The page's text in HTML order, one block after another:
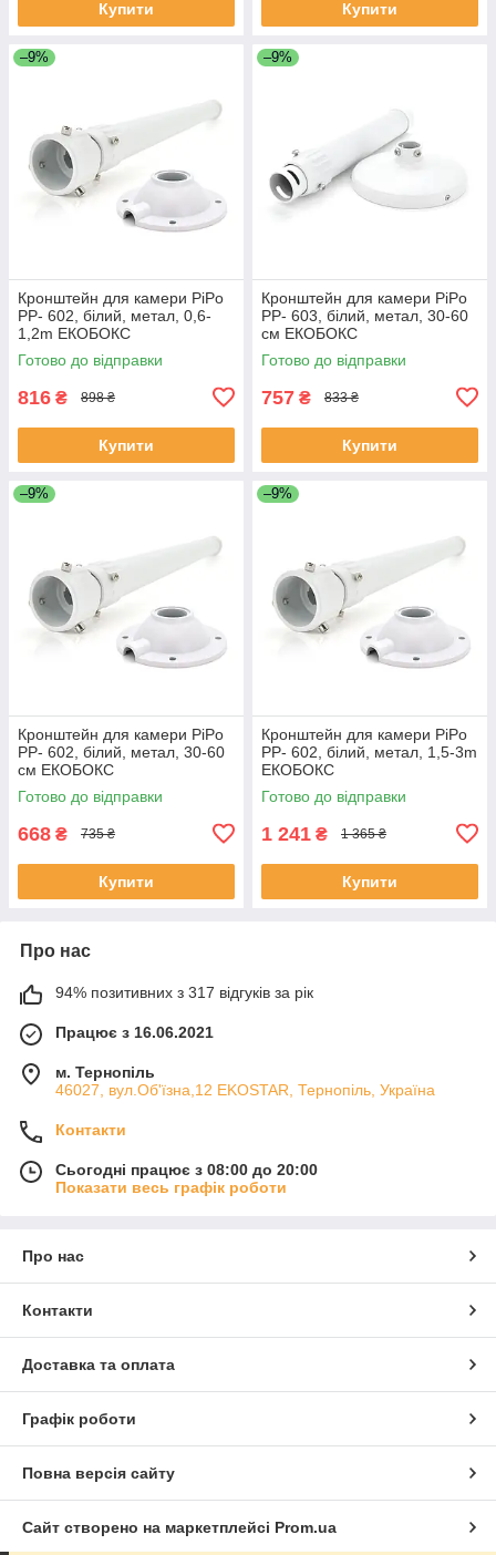
Купити Купити
–9%
Кронштейн для камери PiPo
PP- 602, білий, метал, 0,6-
1,2m ЕКОБОКС
Готово до відправки
816 ₴ 898 ₴
Купити
–9%
Кронштейн для камери PiPo
PP- 603, білий, метал, 30-60
см ЕКОБОКС
Готово до відправки
757 ₴ 833 ₴
Купити
–9%
Кронштейн для камери PiPo
PP- 602, білий, метал, 30-60
см ЕКОБОКС
Готово до відправки
668 ₴ 735 ₴
Купити
–9%
Кронштейн для камери PiPo
PP- 602, білий, метал, 1,5-3m
ЕКОБОКС
Готово до відправки
1 241 ₴ 1 365 ₴
Купити
Про нас
94% позитивних з 317 відгуків за рік
Працює з 16.06.2021
м. Тернопіль
46027, вул.Об'їзна,12 EKOSTAR, Тернопіль, Україна
Контакти
Сьогодні працює з 08:00 до 20:00
Показати весь графік роботи
Про нас
Контакти
Доставка та оплата
Графік роботи
Повна версія сайту
Сайт створено на маркетплейсі Prom.ua